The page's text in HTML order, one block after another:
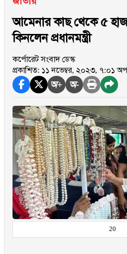
আমেনার কাছ থেকে ৫
কিনলেন প্রধানমন্ত্রী
কর্পোরেট সংবাদ ডেস্ক
প্রকাশিত: ১১ নভেম্বর, ২০২৩, ৭:০১
অ+ অ-
20